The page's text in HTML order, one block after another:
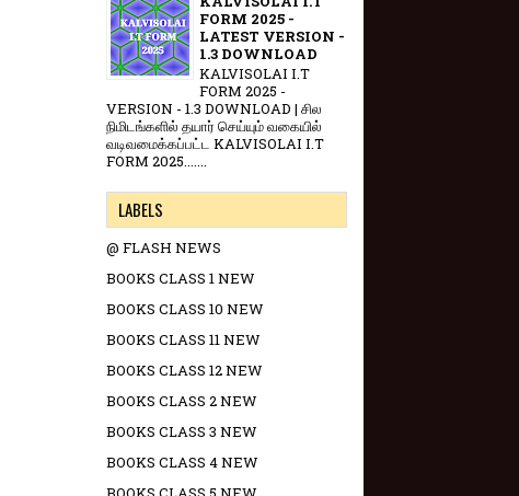
FORM 2025 -
LATEST VERSION -
1.3 DOWNLOAD
KALVISOLAI I.T
FORM 2025 -
VERSION - 1.3 DOWNLOAD | சில
நிமிடங்களில் தயார் செய்யும் வகையில்
வடிவமைக்கப்பட்ட KALVISOLAI I.T
FORM 2025.......
LABELS
@ FLASH NEWS
BOOKS CLASS 1 NEW
BOOKS CLASS 10 NEW
BOOKS CLASS 11 NEW
BOOKS CLASS 12 NEW
BOOKS CLASS 2 NEW
BOOKS CLASS 3 NEW
BOOKS CLASS 4 NEW